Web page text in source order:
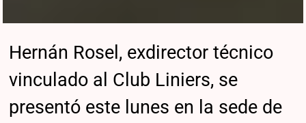
Hernán Rosel, exdirector técnico
vinculado al Club Liniers, se
presentó este lunes en la sede de